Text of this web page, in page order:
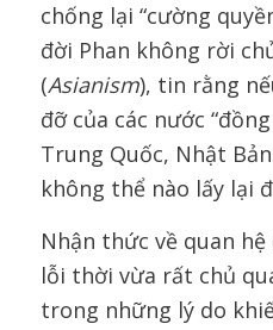
chống lại “cường
đời Phan không rời
(Asianism), tin rằng
đỡ của các nước
Trung Quốc, Nhật
không thể nào lấy lại
Nhận thức về quan
lỗi thời vừa rất chủ
trong những lý do